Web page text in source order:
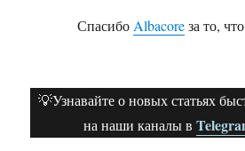
Спасибо Albacoreза то,
💡Узнавайте о новых статьях
на наши каналы в